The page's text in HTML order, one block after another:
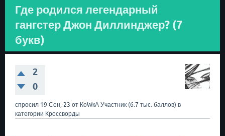
Где родился легендарный
гангстер Джон Диллинджер? (7
букв)
2
0
спросил 19 Сен, 23 от КоWкА Участник (6.7 тыс. баллов) в
категории Кроссворды